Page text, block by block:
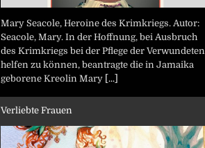
Mary Seacole, Heroine des Krimkriegs. Autor:
Seacole, Mary. In der Hoffnung, bei Ausbruch
des Krimkriegs bei der Pflege der Verwundeten
helfen zu können, beantragte die in Jamaika
geborene Kreolin Mary [...]
Verliebte Frauen